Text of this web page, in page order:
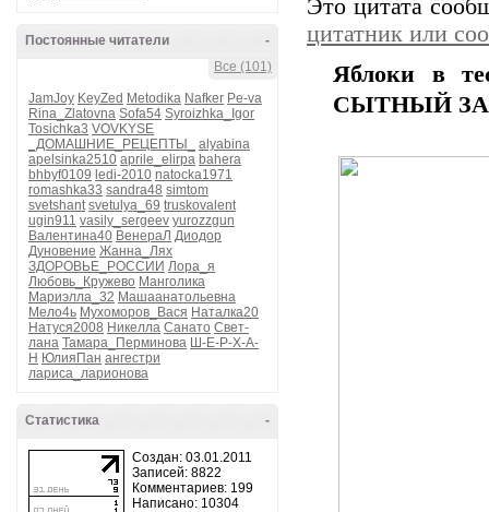
-
Постоянные читатели
Все (101)
JamJoy KeyZed Metodika Nafker Pe-va
Rina_Zlatovna Sofa54 Syroizhka_Igor
Tosichka3 VOVKYSE
_ДОМАШНИЕ_РЕЦЕПТЫ_
alyabina
apelsinka2510 aprile_elirpa bahera
bhbyf0109 ledi-2010 natocka1971
romashka33 sandra48 simtom
svetshant svetulya_69 truskovalent
ugin911 vasily_sergeev yurozzgun
Валентина40 ВенераЛ Диодор
Дуновение Жанна_Лях
ЗДОРОВЬЕ_РОССИИ Лора_я
Любовь_Кружево Манголика
Мариэлла_32 Машаанатольевна
Мело4ь Мухоморов_Вася Наталка20
Натуся2008 Никелла Санато Свет-
лана Тамара_Перминова Ш-Е-Р-Х-А-
Н ЮлияПан ангестри
лариса_ларионова
-
Статистика
Создан: 03.01.2011
Записей: 8822
Комментариев: 199
Написано: 10304
Это цитата
цитатник или
Яблоки в
СЫТНЫЙ